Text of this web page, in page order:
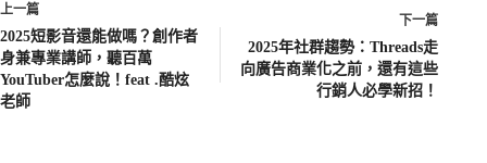
上一篇
2025短影音還能做嗎？創作者
身兼專業講師，聽百萬
YouTuber怎麼說！feat .酷炫
老師
下一篇
2025年社群趨勢：Threads走
向廣告商業化之前，還有這些
行銷人必學新招！